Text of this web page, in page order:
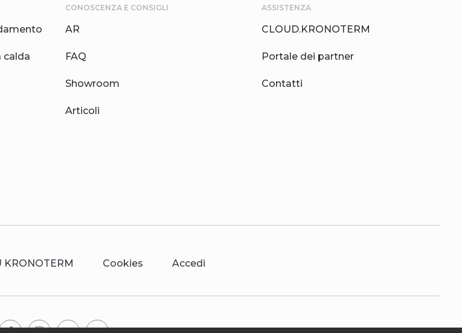
calda
CONOSCENZA E CONSIGLI
AR
FAQ
Showroom
Articoli
ASSISTENZA
CLOUD.KRONOTERM
Portale dei partner
Contatti
KRONOTERM Cookies Accedi